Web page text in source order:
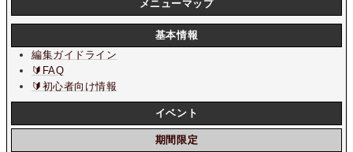
メニューマップ
基本情報
編集ガイドライン
🔰FAQ
🔰初心者向け情報
イベント
期間限定